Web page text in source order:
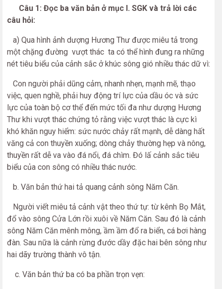
Câu 1: Đọc ba văn bản ở mục I. SGK và trả lời các
câu hỏi:
a) Qua hình ảnh dượng Hương Thư được miêu tả trong
một chặng đường vượt thác ta có thể hình đung ra những
nét tiêu biểu của cảnh sắc ở khúc sông gió nhiều thác dữ vì:
Con người phải dũng cảm, nhanh nhẹn, mạnh mẽ, thạo
việc, quen nghề, phải huy động trí lực của dầu óc và sức
lực của toàn bộ cơ thể đến mức tối đa như dượng Hương
Thư khi vượt thác chứng tỏ rằng việc vượt thác là cực kì
khó khăn nguy hiểm: sức nước chảy rất mạnh, dễ dàng hất
văng cả con thuyền xuống; dòng chảy thường hẹp và nông,
thuyền rất dễ va vào đá nổi, đá chìm. Đó lấ cảnh sắc tiêu
biểu của con sông có nhiều thác nước.
b. Văn bản thứ hai tả quang cảnh sông Năm Căn.
Người viết miêu tả cảnh vật theo thứ tự: từ kênh Bọ Mắt,
đổ vào sông Cửa Lớn rồi xuôi về Năm Căn. Sau đó là cảnh
sông Năm Căn mênh mông, ầm ầm đổ ra biển, cá bơi hàng
đàn. Sau nữa là cảnh rừng đước dầy đặc hai bên sông như
hai dãy trường thành vô tận.
c. Văn bản thứ ba có ba phần trọn vẹn: